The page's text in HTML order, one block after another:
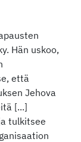
Hän uskoo,
että
Jehova
[...]
tulkitsee